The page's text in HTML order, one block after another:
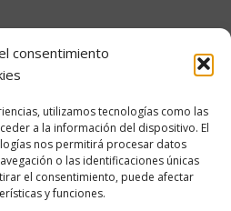
consentimiento
utilizamos tecnologías como las
a la información del dispositivo. El
nos permitirá procesar datos
o las identificaciones únicas
el consentimiento, puede afectar
y funciones.
de OPE Cantabria
y Convenios